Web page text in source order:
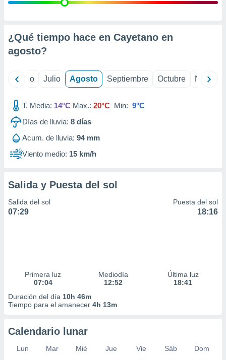
e
mediante
de
1199
¿Qué tiempo hace en Cayetano en
agosto?
Junio Julio Agosto Septiembre Octubre
T. Media: 14°C Max.: 20°C Min: 9°C
Días de lluvia: 8 días
Acum. de lluvia: 94 mm
Viento medio: 15 km/h
Salida y Puesta del sol
Salida del sol
07:29
Puesta del sol
18:16
Primera luz
07:04
Mediodía
12:52
Última luz
18:41
Duración del día 10h 46m
Tiempo para el amanecer 4h 13m
Calendario lunar
Lun Mar Mié Jue Vie Sáb
Dom